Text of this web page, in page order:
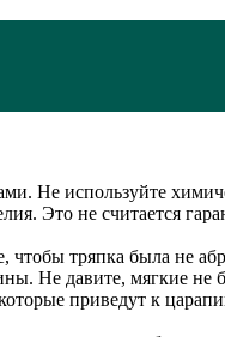
Не используйте
Это не считается
чтобы тряпка была не
Не давите, мягкие
приведут к